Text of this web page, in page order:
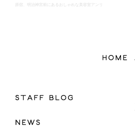
原宿、明治神宮前にあるおしゃれな美容室アンリ